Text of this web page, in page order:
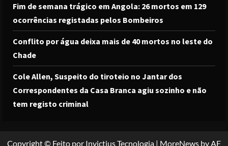
Fim de semana trágico em Angola: 26 mortos em 129
ocorrências registadas pelos Bombeiros
Conflito por água deixa mais de 40 mortos no leste do
Chade
Cole Allen, Suspeito do tiroteio no Jantar dos
Correspondentes da Casa Branca agiu sozinho e não
tem registo criminal
Copyright © Feito por Invictius Tecnologia | MoreNews by AF